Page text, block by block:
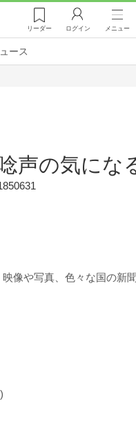
リーダー ログイン メニュー
ース
声の気にな
像や写真、色々な国の新